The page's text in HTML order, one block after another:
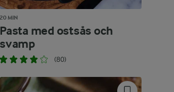
20 MIN
Pasta med ostsås och
svamp
(80)